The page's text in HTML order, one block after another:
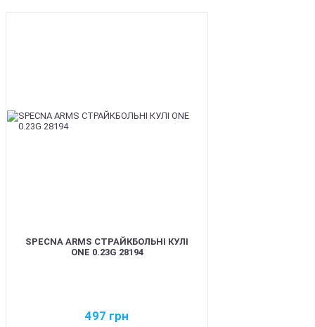
SPECNA ARMS СТРАЙКБОЛЬНІ КУЛІ
ONE 0.23G 28194
497 грн